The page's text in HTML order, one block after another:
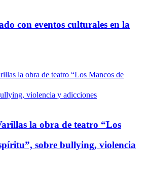
con eventos culturales en la
la obra de teatro “Los
sobre bullying, violencia